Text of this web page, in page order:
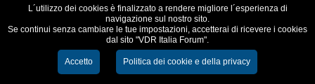
VDR Italia, comunità italiana utilizzatori VDR
Creato daphpBB® Forum Software © phpBB Limited
Traduzione ItalianaphpBB-Italia.it
L´utilizzo dei cookies è finalizzato a rendere migliore l´esperienza di
navigazione sul nostro sito.
Se continui senza cambiare le tue impostazioni, accetterai di ricevere i cookies
dal sito "VDR Italia Forum".
Accetto Politica dei cookie e della privacy